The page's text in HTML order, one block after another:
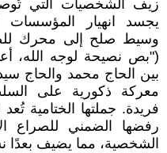
زيف الشخصيات التي
يجسد انهيار المؤسسات
وسيط صلح إلى محرك
("بص نصيحة لوجه الله،
بين الحاج محمد والحاج
معركة ذكورية على
فريدة. جملتها الختامية
رفضها الضمني للصراع
الشخصية، مما يضيف بعدًا